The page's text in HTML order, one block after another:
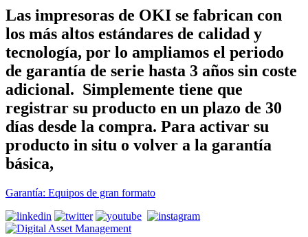
Las impresoras de OKI se fabrican con
los más altos estándares de calidad y
tecnología, por lo ampliamos el periodo
de garantía de serie hasta 3 años sin coste
adicional. Simplemente tiene que
registrar su producto en un plazo de 30
días desde la compra. Para activar su
producto in situ o volver a la garantía
básica,
Garantía: Equipos de gran formato